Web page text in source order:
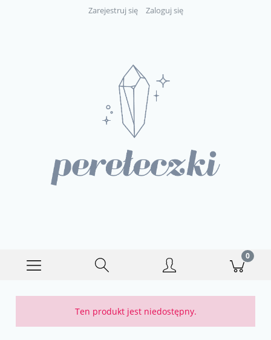
Zarejestruj się Zaloguj się
Ten produkt jest niedostępny.